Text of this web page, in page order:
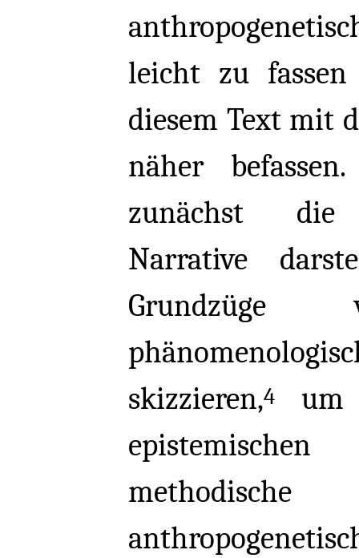
leicht zu
diesem Text mit
näher
zunächst die
Narrative
Grundzüge
skizzieren,4
um